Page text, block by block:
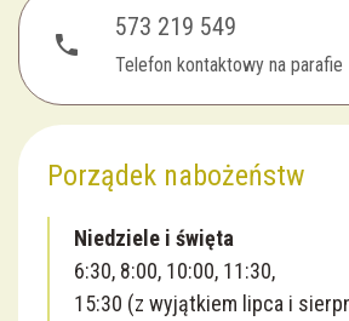
phone
573 219 549
Telefon kontaktowy na parafie
Porządek nabożeństw
Niedziele i święta
6:30, 8:00, 10:00, 11:30,
15:30 (z wyjątkiem lipca i